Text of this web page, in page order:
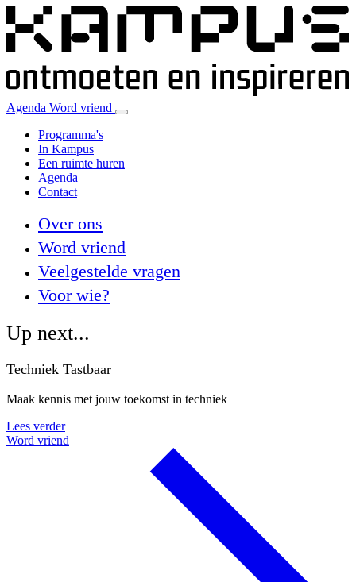
Agenda Word vriend
Programma's
In Kampus
Een ruimte huren
Agenda
Contact
Over ons
Word vriend
Veelgestelde vragen
Voor wie?
Up next...
Techniek Tastbaar
Maak kennis met jouw toekomst in techniek
Lees verder
Word vriend